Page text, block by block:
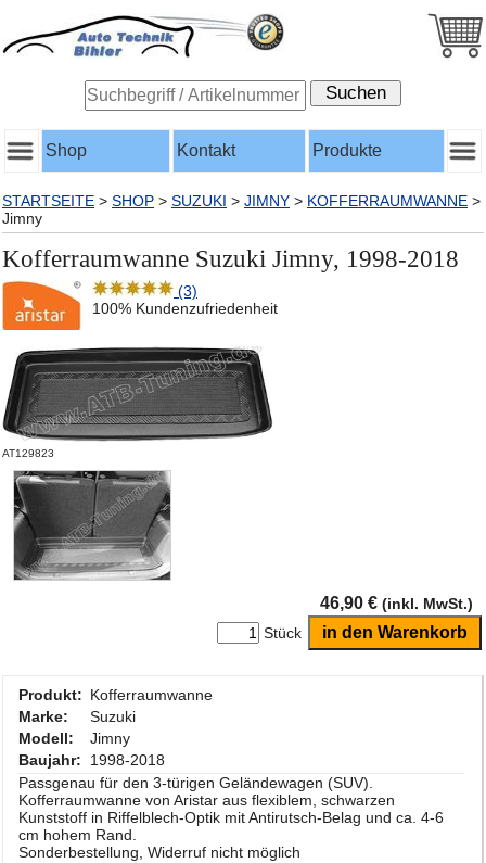
Shop Kontakt Produkte
STARTSEITE > SHOP > SUZUKI > JIMNY > KOFFERRAUMWANNE >
Jimny
Kofferraumwanne Suzuki Jimny, 1998-2018
(3)
100% Kundenzufriedenheit
AT129823
46,90 € (inkl. MwSt.)
Stück
Produkt: Kofferraumwanne
Marke:
Suzuki
Modell:
Jimny
Baujahr:
1998-2018
Passgenau für den 3-türigen Geländewagen (SUV).
Kofferraumwanne von Aristar aus flexiblem, schwarzen
Kunststoff in Riffelblech-Optik mit Antirutsch-Belag und ca. 4-6
cm hohem Rand.
Sonderbestellung, Widerruf nicht möglich